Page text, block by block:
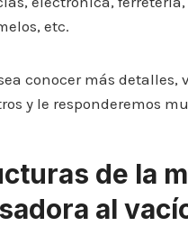
etc.
conocer más detalles,
y le responderemos
de la
al